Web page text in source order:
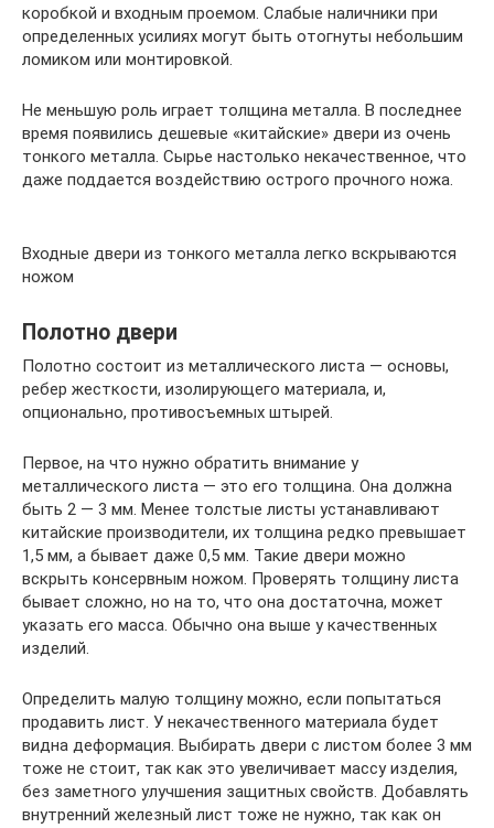
коробкой и входным проемом. Слабые наличники при
определенных усилиях могут быть отогнуты небольшим
ломиком или монтировкой.
Не меньшую роль играет толщина металла. В последнее
время появились дешевые «китайские» двери из очень
тонкого металла. Сырье настолько некачественное, что
даже поддается воздействию острого прочного ножа.
Входные двери из тонкого металла легко вскрываются
ножом
Полотно двери
Полотно состоит из металлического листа — основы,
ребер жесткости, изолирующего материала, и,
опционально, противосъемных штырей.
Первое, на что нужно обратить внимание у
металлического листа — это его толщина. Она должна
быть 2 — 3 мм. Менее толстые листы устанавливают
китайские производители, их толщина редко превышает
1,5 мм, а бывает даже 0,5 мм. Такие двери можно
вскрыть консервным ножом. Проверять толщину листа
бывает сложно, но на то, что она достаточна, может
указать его масса. Обычно она выше у качественных
изделий.
Определить малую толщину можно, если попытаться
продавить лист. У некачественного материала будет
видна деформация. Выбирать двери с листом более 3 мм
тоже не стоит, так как это увеличивает массу изделия,
без заметного улучшения защитных свойств. Добавлять
внутренний железный лист тоже не нужно, так как он